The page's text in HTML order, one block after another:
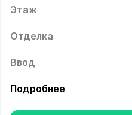
Этаж
Отделка
Ввод
Подробнее